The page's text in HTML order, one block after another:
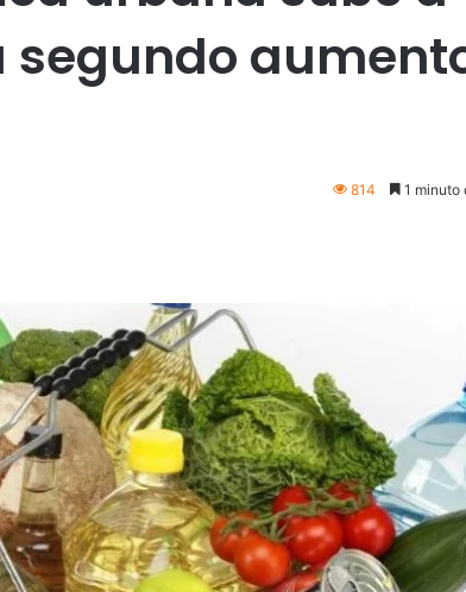
segundo
814 1 minuto